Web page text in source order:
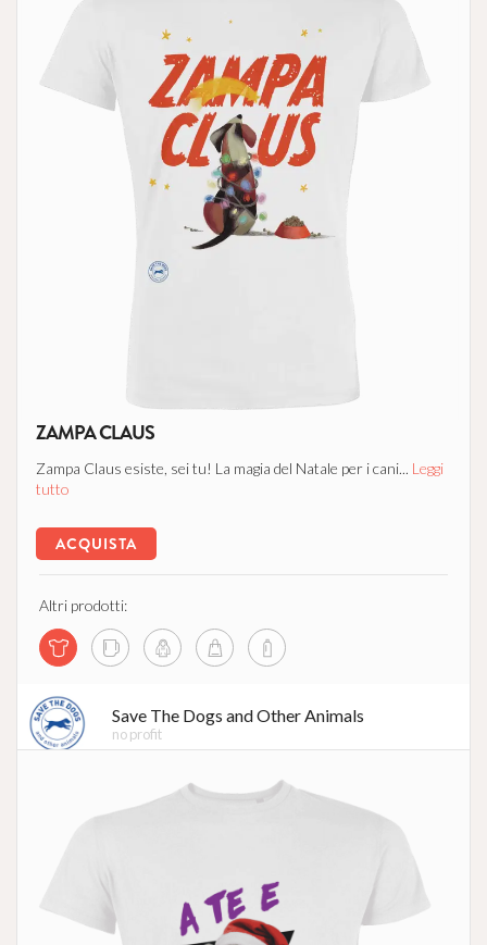
ZAMPA CLAUS
Zampa Claus esiste, sei tu! La magia del Natale per i cani... Leggi
tutto
ACQUISTA
Altri prodotti:
Save The Dogs and Other Animals
no profit